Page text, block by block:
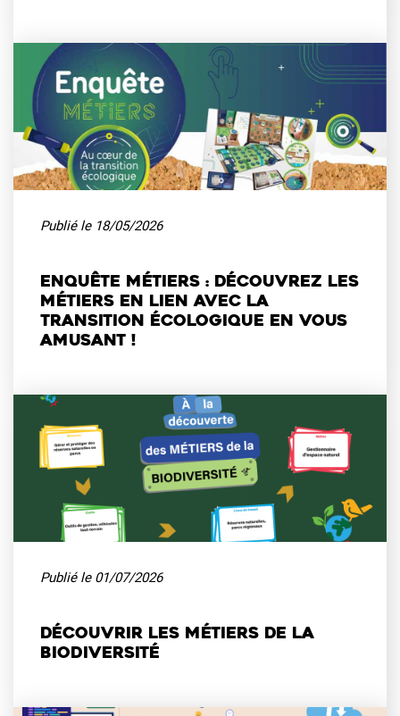
Publié le 18/05/2026
Enquête métiers : découvrez les
métiers en lien avec la
transition écologique en vous
amusant !
Publié le 01/07/2026
Découvrir les métiers de la
biodiversité